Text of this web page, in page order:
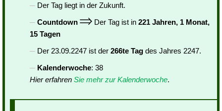
Der Tag liegt in der Zukunft.
Countdown
Der Tag ist in 221 Jahren, 1 Monat,
15 Tagen
Der 23.09.2247 ist der 266te Tag des Jahres 2247.
Kalenderwoche: 38
Hier erfahren Sie mehr zur Kalenderwoche.